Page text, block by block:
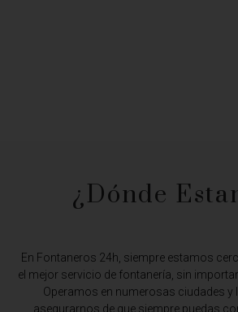
¿Dónde
En Fontaneros 24h, siempre estamos
el mejor servicio de fontanería, sin
Operamos en numerosas ciudades y
asegurarnos de que siempre puedas